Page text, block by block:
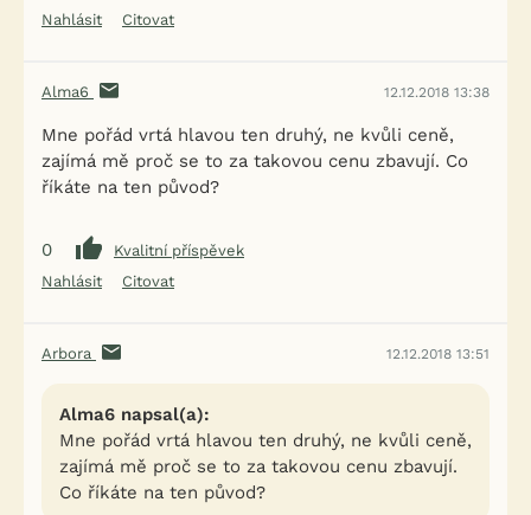
Nahlásit
Citovat
Alma6 12.12.2018 13:38
Mne pořád vrtá hlavou ten druhý, ne kvůli ceně,
zajímá mě proč se to za takovou cenu zbavují. Co
říkáte na ten původ?
0
Kvalitní příspěvek
Nahlásit
Citovat
Arbora 12.12.2018 13:51
Alma6 napsal(a):
Mne pořád vrtá hlavou ten druhý, ne kvůli ceně,
zajímá mě proč se to za takovou cenu zbavují.
Co říkáte na ten původ?